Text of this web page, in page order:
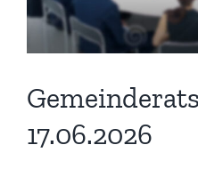
17.06.2026